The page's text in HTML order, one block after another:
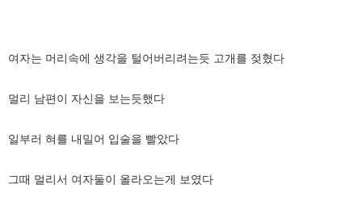
여자는 머리속에 생각을 털어버리려는듯 고개를 젖혔다
멀리 남편이 자신을 보는듯했다
일부러 혀를 내밀어 입술을 빨았다
그때 멀리서 여자둘이 올라오는게 보였다